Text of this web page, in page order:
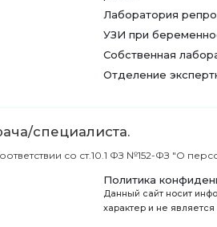
Лаборатория
УЗИ при
Собственная
Отделение
специалиста.
со ст.10.1 ФЗ №152-ФЗ "О
Политика
Данный сайт носит
характер и не